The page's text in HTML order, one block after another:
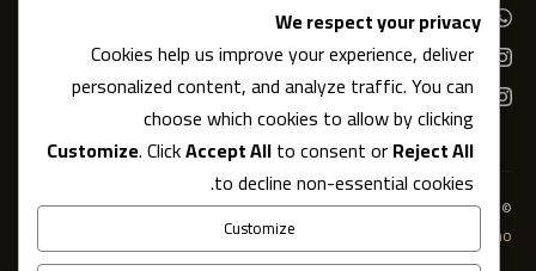
01006995050
© 2026 الشريف والمصطفى للأثاث. جميع الحقوق محفوظة.
Developed by Echo
We respect your privacy
Cookies help us improve your experience, deliver
personalized content, and analyze traffic. You can
choose which cookies to allow by clicking
Customize. ClickAccept Allto consent orReject All
to decline non-essential cookies.
Customize